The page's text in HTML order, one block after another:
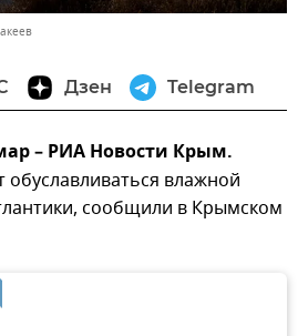
Дзен Telegram
– РИА Новости Крым.
влажной
сообщили в Крымском